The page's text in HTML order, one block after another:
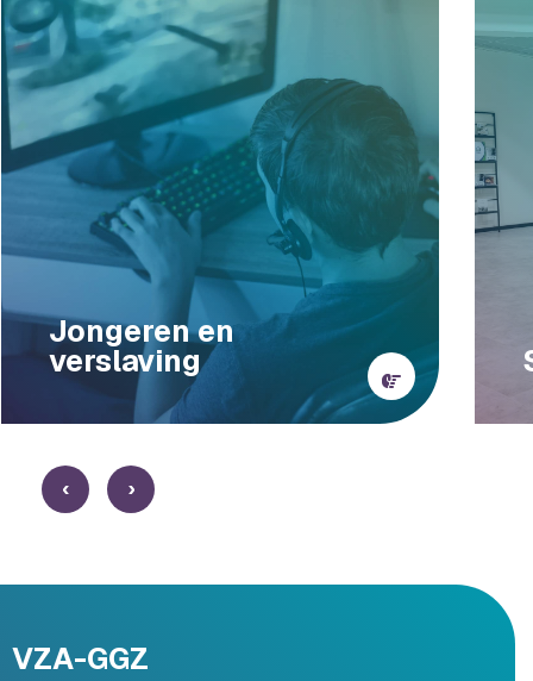
Jongeren en
verslaving
‹ ›
VZA-GGZ